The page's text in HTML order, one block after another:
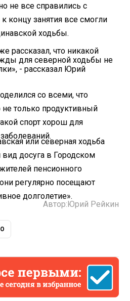
не все справились с
концу занятия все смогли
ходьбы.
рассказал, что никакой
для северной ходьбы не
- рассказал Юрий
со всеми, что
не только продуктивный
спорт хорош для
или северная ходьба
досуга в Городском
пенсионного
они регулярно посещают
долголетие».
Автор: Юрий Рейкин